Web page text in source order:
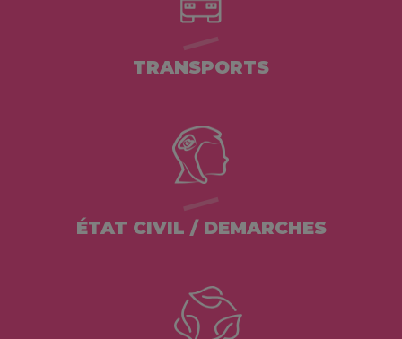
TRANSPORTS
ÉTAT CIVIL / DEMARCHES